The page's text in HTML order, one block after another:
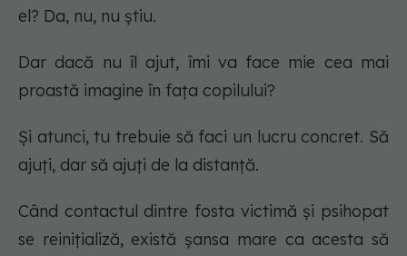
el? Da, nu, nu știu.
Dar dacă nu îl ajut, îmi va face mie cea mai
proastă imagine în fața copilului?
Și atunci, tu trebuie să faci un lucru concret. Să
ajuți, dar să ajuți de la distanță.
Când contactul dintre fosta victimă și psihopat
se reinițializă, există șansa mare ca acesta să